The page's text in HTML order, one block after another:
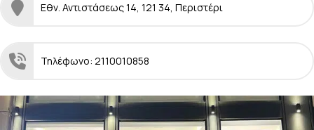
Εθν. Αντιστάσεως 14, 121 34, Περιστέρι
Τηλέφωνο: 2110010858